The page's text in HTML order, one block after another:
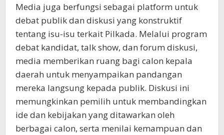
Media juga berfungsi sebagai platform untuk
debat publik dan diskusi yang konstruktif
tentang isu-isu terkait Pilkada. Melalui program
debat kandidat, talk show, dan forum diskusi,
media memberikan ruang bagi calon kepala
daerah untuk menyampaikan pandangan
mereka langsung kepada publik. Diskusi ini
memungkinkan pemilih untuk membandingkan
ide dan kebijakan yang ditawarkan oleh
berbagai calon, serta menilai kemampuan dan